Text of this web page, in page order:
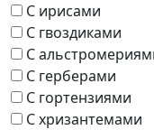
С ирисами
С гвоздиками
С
С герберами
С гортензиями
С хризантемами